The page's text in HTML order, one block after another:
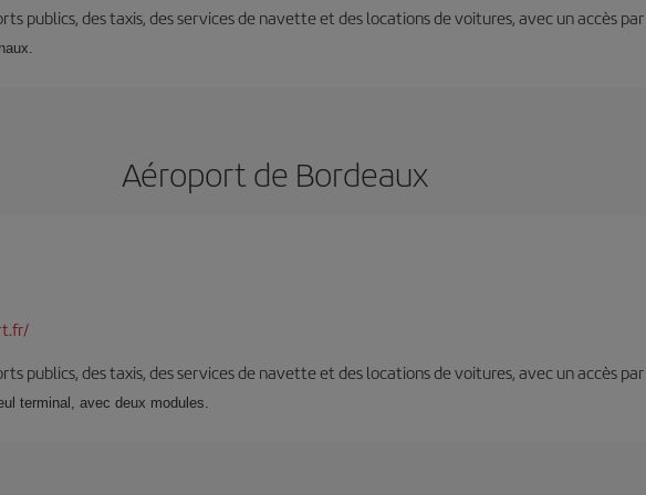
publics, des taxis, des services de navette et des locations de voitures, avec un accès
Aéroport de Bordeaux
publics, des taxis, des services de navette et des locations de voitures, avec un accès
terminal, avec deux modules.